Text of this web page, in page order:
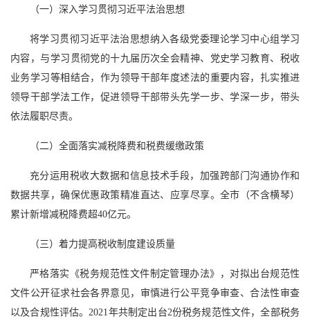
（一）深入学习贯彻习近平法治思想
将学习贯彻习近平法治思想纳入各级党委理论学习中心组学习
内容，与学习贯彻党的十九届历次全会精神、党史学习教育、税收
业务学习等相结合，作为领导干部年度述法的重要内容，扎实推进
领导干部学法工作，促进领导干部带头先学一步、学深一步，带头
依法履职尽责。
（二）全面落实减税降费和税费缓缴政策
充分运用税收大数据和信息技术手段，加强跨部门沟通协作和
数据共享，确保优惠政策精准直达、应享尽享。全市（不含横琴）
累计新增减税降费超40亿元。
（三）着力提高税收制度建设质量
严格落实《税务规范性文件制定管理办法》，对拟出台规范性
文件公开征求社会各界意见，审慎进行公平竞争审查、合法性审查
以及合规性评估。2021年共制定出台2份税务规范性文件，全部税务